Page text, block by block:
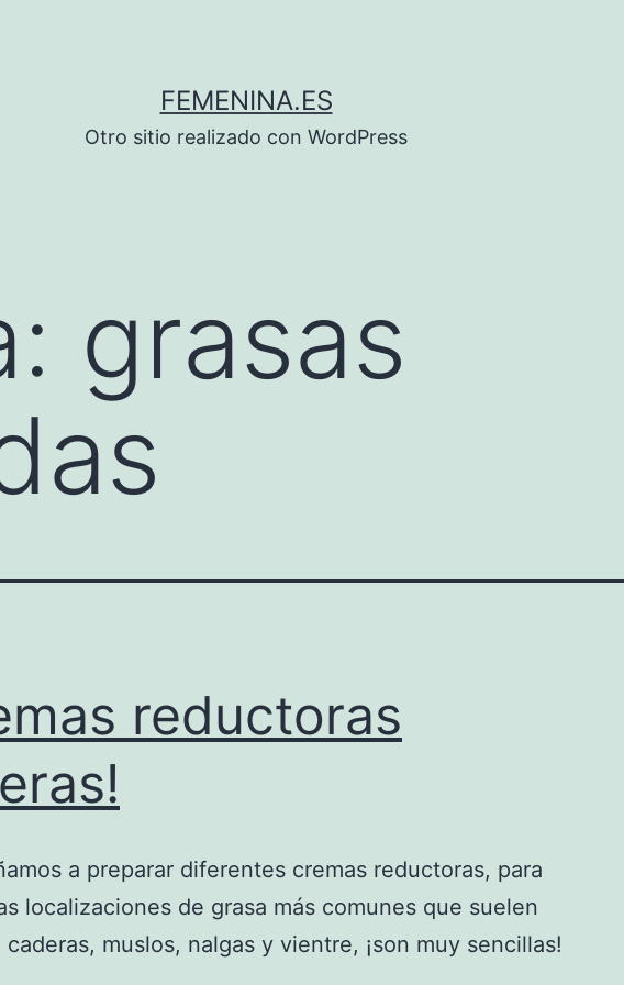
FEMENINA.ES
Otro sitio realizado con WordPress
grasas
reductoras
a preparar diferentes cremas reductoras, para
localizaciones de grasa más comunes que suelen
caderas, muslos, nalgas y vientre, ¡son muy sencillas!